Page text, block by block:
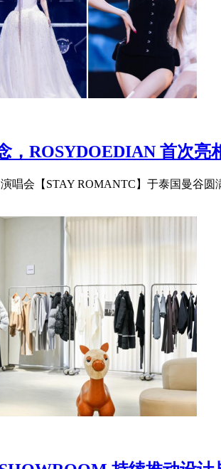
，ROSYDOEDIAN 首次亮
唱会【STAY ROMANTC】于泰国曼谷